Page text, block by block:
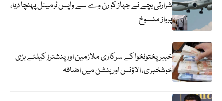
شرارتی بچے نے جہاز کو رن وے سے واپس ٹرمینل پہنچا دیا،
پرواز منسوخ
خیبرپختونخوا کے سرکاری ملازمین اور پنشنرز کیلئے بڑی
خوشخبری، الاؤنس اور پنشن میں اضافہ